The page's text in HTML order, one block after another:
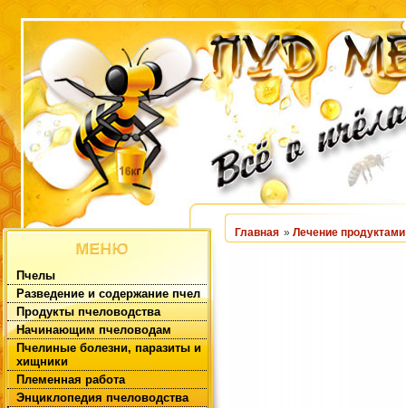
Пчелы
Разведение и содержание пчел
Продукты пчеловодства
Начинающим пчеловодам
Пчелиные болезни, паразиты и
хищники
Племенная работа
Энциклопедия пчеловодства
Главная » Лечение